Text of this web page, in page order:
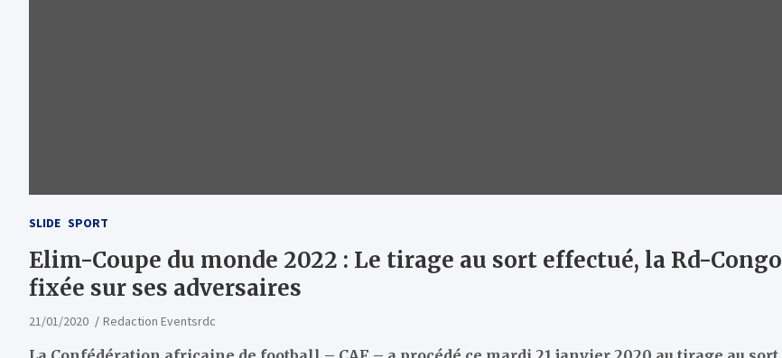
SLIDE SPORT
Elim-Coupe du monde 2022 : Le tirage au sort effectué, la Rd-Congo
fixée sur ses adversaires
21/01/2020 Redaction Eventsrdc